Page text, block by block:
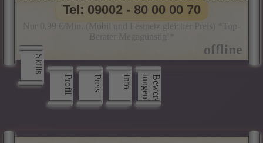
Skills
Profil
Preis Info B
e
w
e
r
­
t
u
n
g
e
n
Tel: 09002 - 80 00 00 70